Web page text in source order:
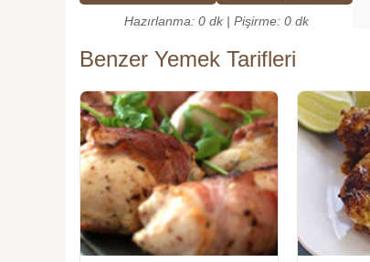
Hazırlanma: 0 dk | Pişirme: 0 dk
Benzer Yemek Tarifleri